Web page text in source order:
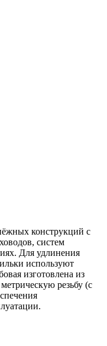
конструкций с
систем
Для удлинения
используют
изготовлена из
резьбу (с